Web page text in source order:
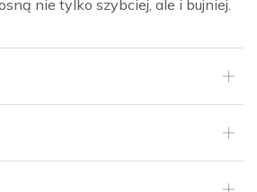
nie tylko szybciej, ale i bujniej.